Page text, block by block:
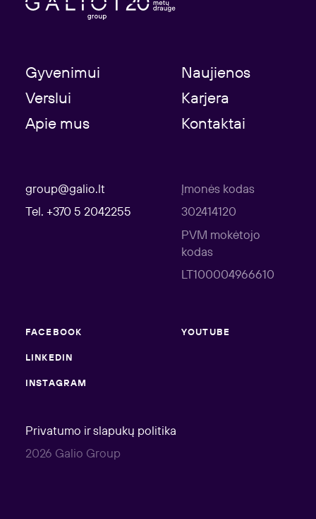
Gyvenimui
Naujienos
Verslui
Karjera
Apie mus
Kontaktai
group@galio.lt
Tel. +370 5 2042255
Įmonės kodas
302414120
PVM mokėtojo
kodas
LT100004966610
Privatumo ir slapukų politika
2026 Galio Group
FACEBOOK
LINKEDIN
INSTAGRAM
YOUTUBE